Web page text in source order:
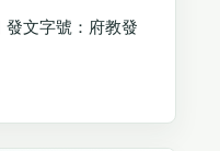
發文字號：府教發